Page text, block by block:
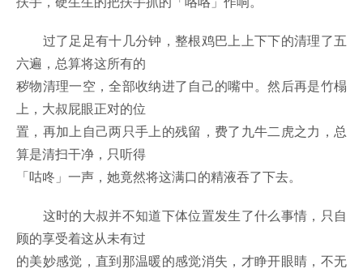
过了足足有十几分钟，整根鸡巴上上下下的清理了五
六遍，总算将这所有的
秽物清理一空，全部收纳进了自己的嘴中。然后再是竹榻
上，大叔屁眼正对的位
置，再加上自己两只手上的残留，费了九牛二虎之力，总
算是清扫干净，只听得
「咕咚」一声，她竟然将这满口的精液吞了下去。
这时的大叔并不知道下体位置发生了什么事情，只自
顾的享受着这从未有过
的美妙感觉，直到那温暖的感觉消失，才睁开眼睛，不无